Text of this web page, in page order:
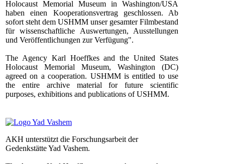
Holocaust Memorial Museum in Washington/USA
haben einen Kooperationsvertrag geschlossen. Ab
sofort steht dem USHMM unser gesamter Filmbestand
für wissenschaftliche Auswertungen, Ausstellungen
und Veröffentlichungen zur Verfügung".
The Agency Karl Hoeffkes and the United States
Holocaust Memorial Museum, Washington (DC)
agreed on a cooperation. USHMM is entitled to use
the entire archive material for future scientific
purposes, exhibitions and publications of USHMM.
AKH unterstützt die Forschungsarbeit der
Gedenkstätte Yad Vashem.